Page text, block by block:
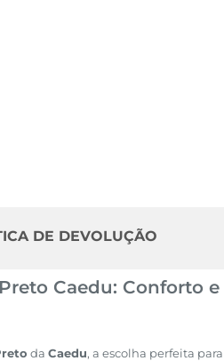
DE DEVOLUÇÃO
Caedu: Conforto e
da Caedu, a escolha perfeita